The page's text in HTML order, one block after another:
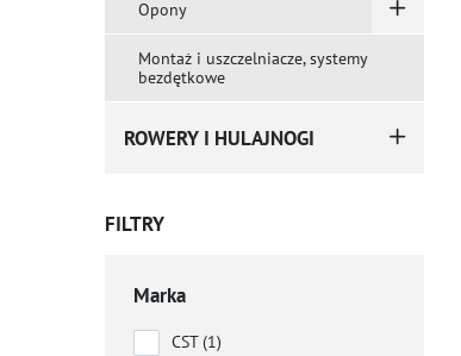
Opony
Montaż i uszczelniacze, systemy
bezdętkowe
ROWERY I HULAJNOGI
FILTRY
Marka
CST(1)